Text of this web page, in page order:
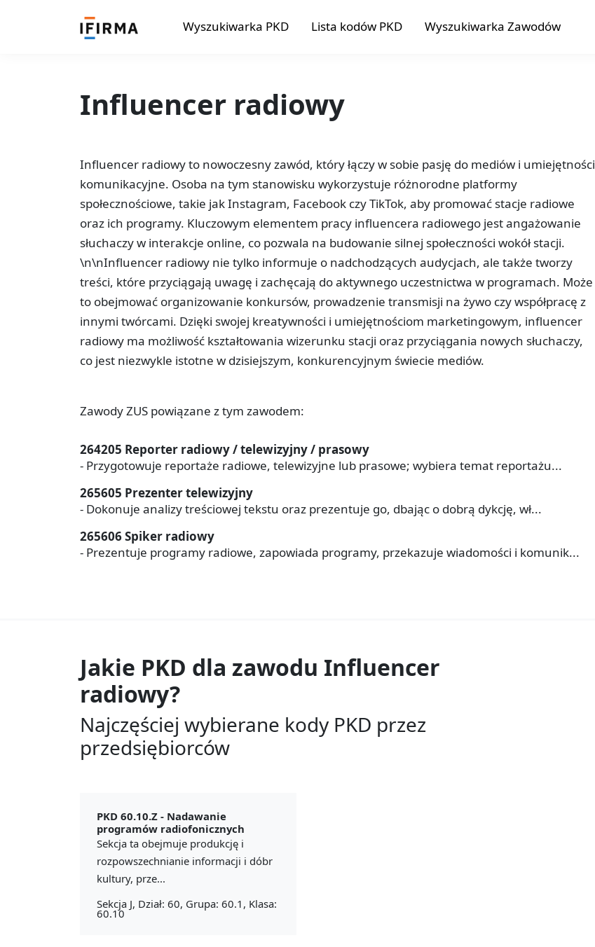
Wyszukiwarka PKD Lista kodów PKD Wyszukiwarka Zawodów
Influencer radiowy
Influencer radiowy to nowoczesny zawód, który łączy w sobie pasję do mediów i umiejętności
komunikacyjne. Osoba na tym stanowisku wykorzystuje różnorodne platformy
społecznościowe, takie jak Instagram, Facebook czy TikTok, aby promować stacje radiowe
oraz ich programy. Kluczowym elementem pracy influencera radiowego jest angażowanie
słuchaczy w interakcje online, co pozwala na budowanie silnej społeczności wokół stacji.
\n\nInfluencer radiowy nie tylko informuje o nadchodzących audycjach, ale także tworzy
treści, które przyciągają uwagę i zachęcają do aktywnego uczestnictwa w programach. Może
to obejmować organizowanie konkursów, prowadzenie transmisji na żywo czy współpracę z
innymi twórcami. Dzięki swojej kreatywności i umiejętnościom marketingowym, influencer
radiowy ma możliwość kształtowania wizerunku stacji oraz przyciągania nowych słuchaczy,
co jest niezwykle istotne w dzisiejszym, konkurencyjnym świecie mediów.
Zawody ZUS powiązane z tym zawodem:
264205 Reporter radiowy / telewizyjny / prasowy
- Przygotowuje reportaże radiowe, telewizyjne lub prasowe; wybiera temat reportażu...
265605 Prezenter telewizyjny
- Dokonuje analizy treściowej tekstu oraz prezentuje go, dbając o dobrą dykcję, wł...
265606 Spiker radiowy
- Prezentuje programy radiowe, zapowiada programy, przekazuje wiadomości i komunik...
Jakie PKD dla zawodu Influencer
radiowy?
Najczęściej wybierane kody PKD przez
przedsiębiorców
PKD 60.10.Z - Nadawanie
programów radiofonicznych
Sekcja ta obejmuje produkcję i
rozpowszechnianie informacji i dóbr
kultury, prze...
Sekcja J, Dział: 60, Grupa: 60.1, Klasa:
60.10